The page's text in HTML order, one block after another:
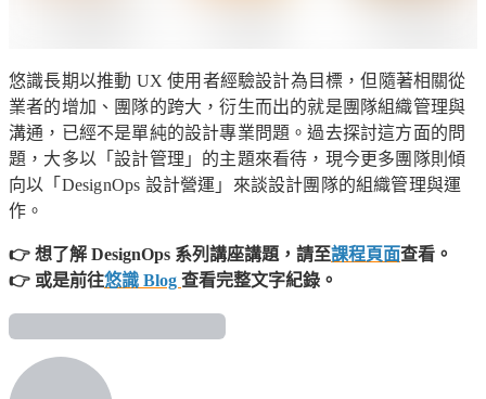
悠識長期以推動 UX 使用者經驗設計為目標，但隨著相關從
業者的增加、團隊的跨大，衍生而出的就是團隊組織管理與
溝通，已經不是單純的設計專業問題。過去探討這方面的問
題，大多以「設計管理」的主題來看待，現今更多團隊則傾
向以「DesignOps 設計營運」來談設計團隊的組織管理與運
作。
👉 想了解 DesignOps 系列講座講題，請至課程頁面查看。
👉 或是前往悠識 Blog 查看完整文字紀錄。